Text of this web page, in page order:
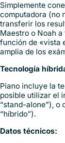
Simplemente
computadora (no
transferir los
Maestro o Noah
función de «vista
amplia de los
Tecnología
Piano incluye la
posible utilizar el
“stand-alone”), o
“híbrido”).
Datos técnicos: